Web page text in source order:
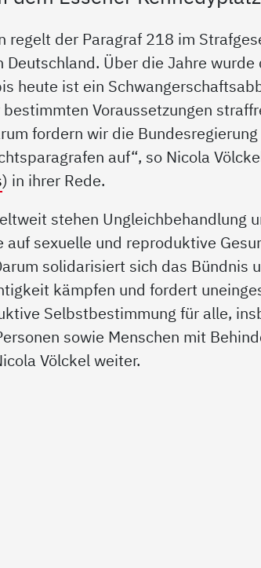
regelt der Paragraf 218 im
Über die Jahre wurde
heute ist ein
Voraussetzungen
fordern wir die Bundesregierung
auf“, so Nicola
) in ihrer Rede.
stehen Ungleichbehandlung
sexuelle und reproduktive
solidarisiert sich das Bündnis
kämpfen und fordert
Selbstbestimmung für alle,
sowie Menschen mit
Völckel weiter.